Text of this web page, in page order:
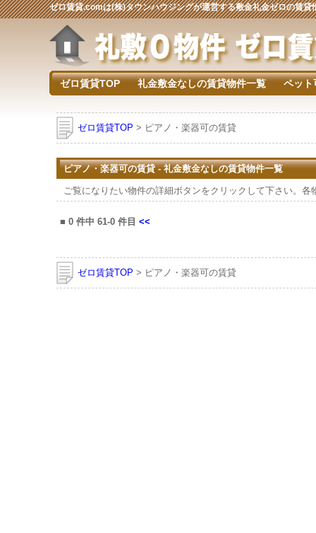
ゼロ賃貸.comは(株)タウンハウジングが運営する敷金礼金ゼロの賃貸
ゼロ賃貸TOP 礼金敷金なしの賃貸物件一覧 ペット
ゼロ賃貸TOP > ピアノ・楽器可の賃貸
ピアノ・楽器可の賃貸 - 礼金敷金なしの賃貸物件一覧
ご覧になりたい物件の詳細ボタンをクリックして下さい。各
■ 0 件中 61-0 件目 <<
ゼロ賃貸TOP > ピアノ・楽器可の賃貸